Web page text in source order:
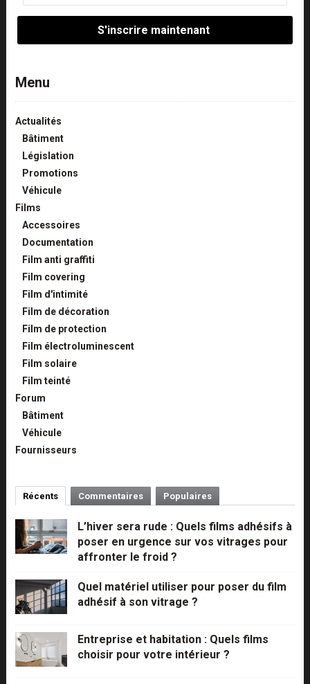
Menu
Actualités
Bâtiment
Législation
Promotions
Véhicule
Films
Accessoires
Documentation
Film anti graffiti
Film covering
Film d'intimité
Film de décoration
Film de protection
Film électroluminescent
Film solaire
Film teinté
Forum
Bâtiment
Véhicule
Fournisseurs
Récents Commentaires Populaires
L’hiver sera rude : Quels films adhésifs à
poser en urgence sur vos vitrages pour
affronter le froid ?
Quel matériel utiliser pour poser du film
adhésif à son vitrage ?
Entreprise et habitation : Quels films
choisir pour votre intérieur ?